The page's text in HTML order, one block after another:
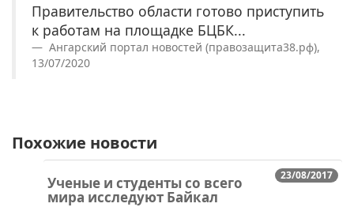
Правительство области готово приступить
к работам на площадке БЦБК...
Ангарский портал новостей (правозащита38.рф),
13/07/2020
Похожие новости
23/08/2017
Ученые и студенты со всего
мира исследуют Байкал